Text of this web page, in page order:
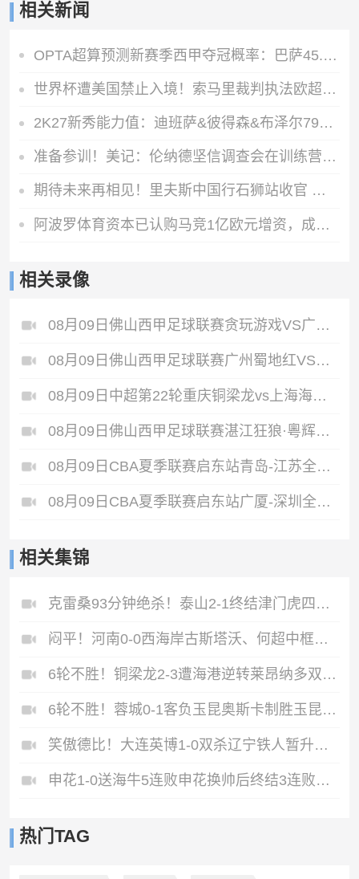
相关新闻
OPTA超算预测新赛季西甲夺冠概率：巴萨45.6%，皇马31%，马竞8.6%
世界杯遭美国禁止入境！索马里裁判执法欧超杯：永远不要停止追梦
2K27新秀能力值：迪班萨&彼得森&布泽尔79最高 凯莱布·威尔逊第4
准备参训！美记：伦纳德坚信调查会在训练营开始前结束
期待未来再相见！里夫斯中国行石狮站收官 嘉年华与球迷互动
阿波罗体育资本已认购马竞1亿欧元增资，成为俱乐部控股股东
相关录像
08月09日佛山西甲足球联赛贪玩游戏VS广东西南建设全场录像
08月09日佛山西甲足球联赛广州蜀地红VS广东客家青年全场录像
08月09日中超第22轮重庆铜梁龙vs上海海港全场录像
08月09日佛山西甲足球联赛湛江狂狼·粵辉能源VS三七互娱全场录像
08月09日CBA夏季联赛启东站青岛-江苏全场录像
08月09日CBA夏季联赛启东站广厦-深圳全场录像
相关集锦
克雷桑93分钟绝杀！泰山2-1终结津门虎四连胜，刘洋、哈达斯破门
闷平！河南0-0西海岸古斯塔沃、何超中框阿布拉汗替补席染红
6轮不胜！铜梁龙2-3遭海港逆转莱昂纳多双响海港甩开降级区7分
6轮不胜！蓉城0-1客负玉昆奥斯卡制胜玉昆暂第三蓉城全场1射正
笑傲德比！大连英博1-0双杀辽宁铁人暂升第2斯坦丘远射制胜
申花1-0送海牛5连败申花换帅后终结3连败阿苏埃助攻徐皓阳制胜
热门TAG